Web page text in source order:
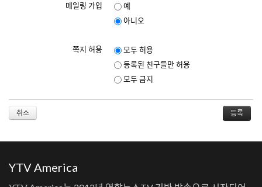
최종 수정일: 2025년 6월 1일
사이트는 다음과 같은 개인정보를 수집합니다:
이메일 주소
이름
메일링 가입
예
아니오
쪽지 허용
모두 허용
등록된 친구들만 허용
모두 금지
취소
YTV America